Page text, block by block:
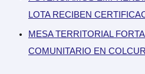
LOTA RECIBEN
MESA TERRITORIAL
COMUNITARIO EN